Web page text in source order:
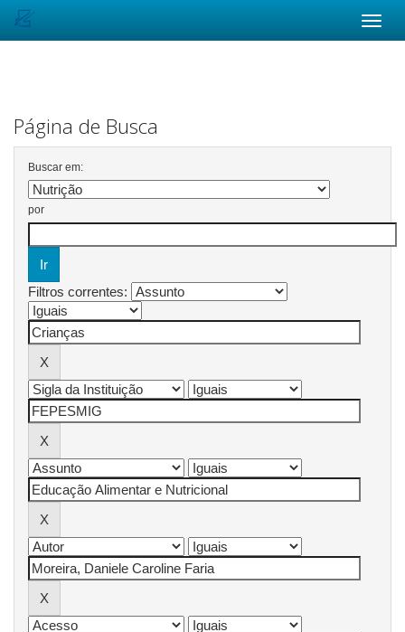
Página de Busca
Buscar em:
por
Filtros correntes: